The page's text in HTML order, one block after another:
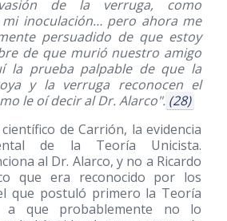
de la verruga, como
mi inoculación… pero ahora me
persuadido de que estoy
de que murió nuestro amigo
la prueba palpable de que la
y la verruga reconocen el
le oí decir al Dr. Alarco". (28)
de Carrión, la evidencia
de la Teoría Unicista.
al Dr. Alarco, y no a Ricardo
que era reconocido por los
que postuló primero la Teoría
a que probablemente no lo